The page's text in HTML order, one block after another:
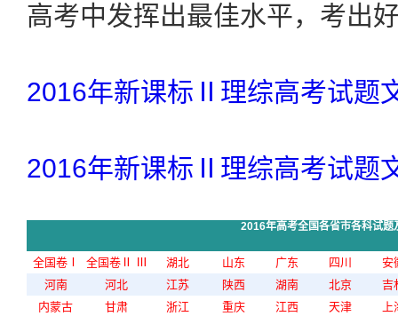
高考中发挥出最佳水平，考出
2016年新课标Ⅱ理综高考试题
2016年新课标Ⅱ理综高考试题
2016年高考全国各省市各科试题
全国卷Ⅰ 全国卷Ⅱ 湖北 山东 广东 四川
安
河南
河北 江苏 陕西 湖南 北京
吉
内蒙古
甘肃 浙江 重庆 江西 天津 上